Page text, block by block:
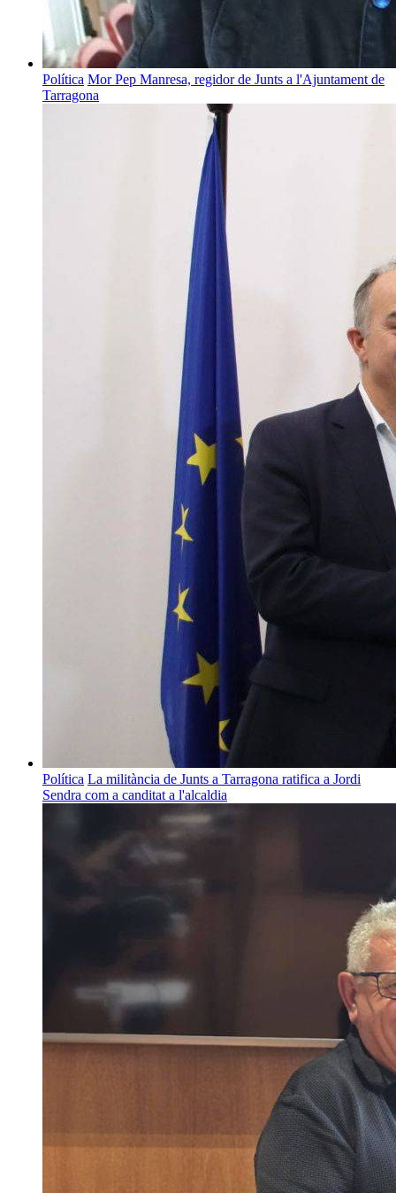
Política Mor Pep Manresa, regidor de Junts a l'Ajuntament de
Tarragona
Política La militància de Junts a Tarragona ratifica a Jordi
Sendra com a canditat a l'alcaldia